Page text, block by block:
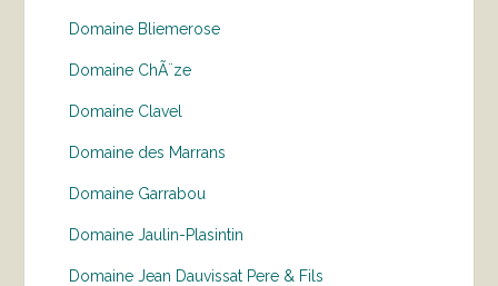
Domaine Bliemerose
Domaine ChÃ¨ze
Domaine Clavel
Domaine des Marrans
Domaine Garrabou
Domaine Jaulin-Plasintin
Domaine Jean Dauvissat Pere & Fils